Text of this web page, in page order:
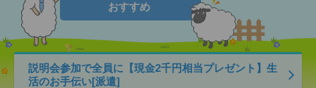
おすすめ
説明会参加で全員に【現金2千円相当プレゼント】生
活のお手伝い[派遣]